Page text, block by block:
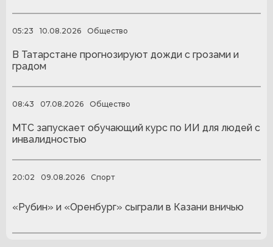
05:23 10.08.2026 Общество
В Татарстане прогнозируют дожди с грозами и
градом
08:43 07.08.2026 Общество
МТС запускает обучающий курс по ИИ для людей с
инвалидностью
20:02 09.08.2026 Спорт
«Рубин» и «Оренбург» сыграли в Казани вничью